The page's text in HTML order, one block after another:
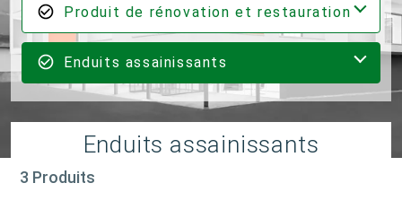
Produit de rénovation et restauration
Enduits assainissants
Enduits assainissants
3 Produits